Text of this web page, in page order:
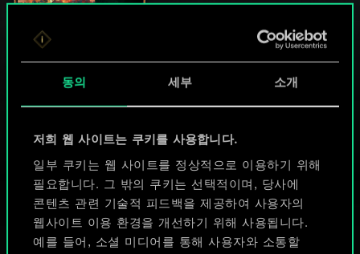
동의 세부 소개
저희 웹 사이트는 쿠키를 사용합니다.
일부 쿠키는 웹 사이트를 정상적으로 이용하기 위해
필요합니다. 그 밖의 쿠키는 선택적이며, 당사에
콘텐츠 관련 기술적 피드백을 제공하여 사용자의
웹사이트 이용 환경을 개선하기 위해 사용됩니다.
예를 들어, 소셜 미디어를 통해 사용자와 소통할
11.5 패치 노트
2023년 5월 11일